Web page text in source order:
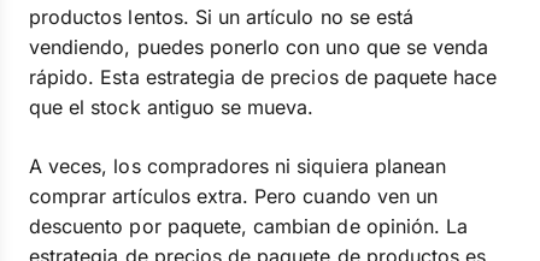
productos lentos. Si un artículo no se está
vendiendo, puedes ponerlo con uno que se venda
rápido. Esta estrategia de precios de paquete hace
que el stock antiguo se mueva.
A veces, los compradores ni siquiera planean
comprar artículos extra. Pero cuando ven un
descuento por paquete, cambian de opinión. La
estrategia de precios de paquete de productos es